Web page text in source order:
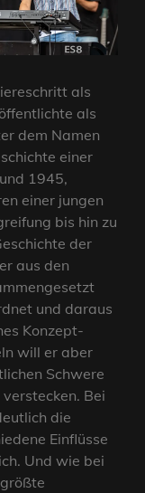
als
als
dem Namen
einer
1945,
einer jungen
bis hin zu
der
aus den
und daraus
Konzept-
will er aber
Schwere
Bei
die
Einflüsse
Und wie bei